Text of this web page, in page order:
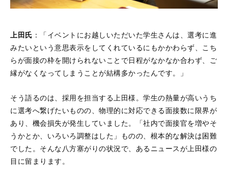
上田氏 ：「イベントにお越しいただいた学生さんは、選考に進
みたいという意思表示をしてくれているにもかかわらず、こち
らが面接の枠を開けられないことで日程がなかなか合わず、ご
縁がなくなってしまうことが結構多かったんです。」
そう語るのは、採用を担当する上田様。学生の熱量が高いうち
に選考へ繋げたいものの、物理的に対応できる面接数に限界が
あり、機会損失が発生していました。「社内で面接官を増やそ
うかとか、いろいろ調整はした」ものの、根本的な解決は困難
でした。そんな八方塞がりの状況で、あるニュースが上田様の
目に留まります。